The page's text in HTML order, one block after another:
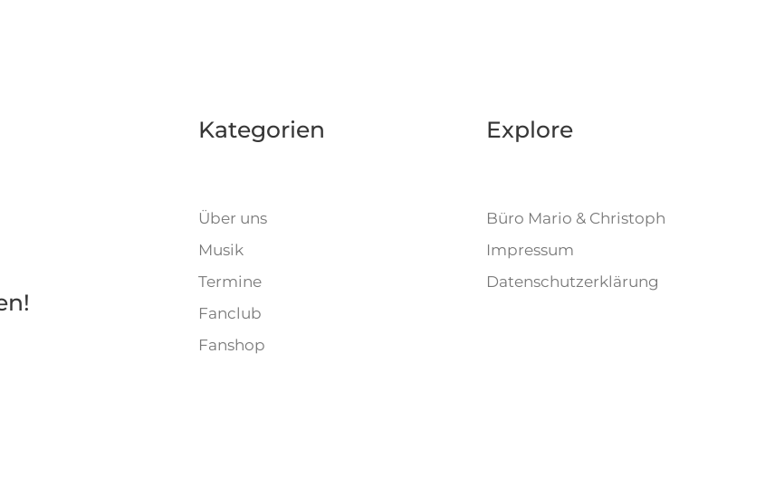
Kategorien
Über uns
Musik
Termine
Fanclub
Fanshop
Explore
Büro Mario & Christoph
Impressum
Datenschutzerklärung